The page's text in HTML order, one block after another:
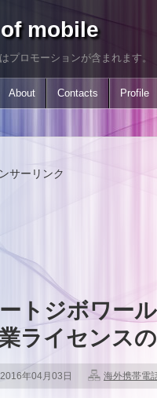
mobile
プロモーションが含まれます。
About Contacts Profile
サーリンク
トジボワー
ライセンス
2016年04月03日 海外携帯電